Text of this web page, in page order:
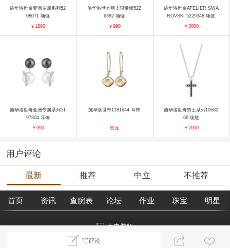
施华洛世奇亚洲专属系列52
08071 项链
￥1290
施华洛世奇网上限量版522
6382 项链
￥990
施华洛世奇ATELIER SWA
ROVSKI 5229348 项链
￥3000
施华洛世奇亚洲专属系列51
97804 耳饰
￥990
施华洛世奇1181644 耳饰
暂无
施华洛世奇男士系列10680
66 项链
￥2000
用户评论
最新 推荐 中立 不推荐
写评论
首页 资讯 查腕表 论坛 作业 珠宝 明星
去电脑版
©2018腕表之家 m.xbiao.com